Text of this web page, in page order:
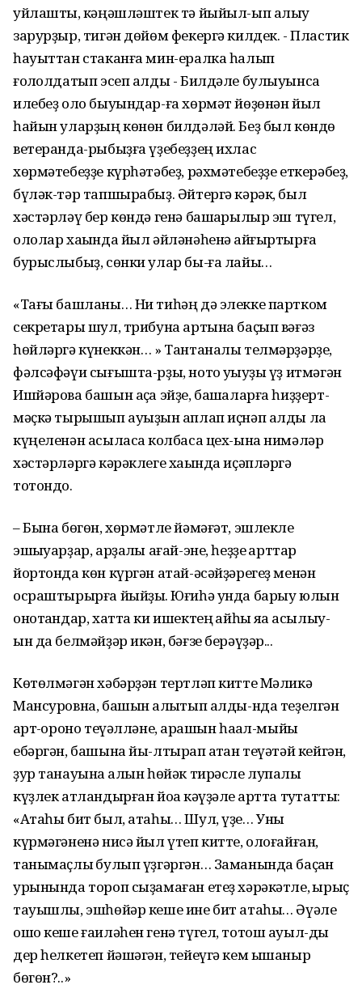
уйлаштыҡ, кәңәшләштек тә йыйыл-ып алыу
зарурҙыр, тигән дөйөм фекергә килдек. - Пластик
һауыттан стаканға мин-ералка һалып
ғолҡолдатып эсеп алды - Билдәле булыуынса
илебеҙ оло быуындар-ға хөрмәт йөҙөнән йыл
һайын уларҙың көнөн билдәләй. Беҙ был көндө
ветеранда-рыбыҙға үҙебеҙҙең ихлас
хөрмәтебеҙҙе күрһәтәбеҙ, рәхмәтебеҙҙе еткерәбеҙ,
бүләк-тәр тапшырабыҙ. Әйтергә кәрәк, был
хәстәрләү бер көндә генә башҡарылыр эш түгел,
ололар хаҡында йыл әйләнәһенә ҡайғыртырға
бурыслыбыҙ, сөнки улар бы-ға лайыҡ…
«Тағы башланы… Ни тиһәң дә элекке партком
секретары шул, трибуна артына баҫып вәғәз
һөйләргә күнеккән… » Тантаналы телмәрҙәрҙе,
фәлсәфәүи сығышта-рҙы, нотоҡ уҡыуҙы үҙ итмәгән
Ишйәрова башын аҫҡа эйҙе, башҡаларға һиҙҙерт-
мәҫкә тырышып ауыҙын ҡаплап иҫнәп алды ла
күңеленән асыласаҡ колбаса цех-ына нимәләр
хәстәрләргә кәрәклеге хаҡында иҫәпләргә
тотондо.
– Бына бөгөн, хөрмәтле йәмәғәт, эшлекле
эшҡыуарҙар, арҙаҡлы ағай-эне, һеҙҙе ҡарттар
йортонда көн күргән атай-әсәйҙәрегеҙ менән
осраштырырға йыйҙыҡ. Юғиһә унда барыу юлын
онотҡандар, хатта ки ишектең ҡайһы яҡҡа асылыу-
ын да белмәйҙәр икән, бәғзе берәүҙәр...
Көтөлмәгән хәбәрҙән тертләп китте Мәликә
Мансуровна, башын ҡалҡытып алды-нда теҙелгән
ҡарт-ҡороно теүәлләне, ҡарашын һаҡал-мыйыҡ
ебәргән, башына йы-лтырап ҡатҡан теүәтәй кейгән,
ҙур танауына ҡалын һөйәк тирәсле лупалы
күҙлек атландырған йоҡа кәүҙәле ҡартта туҡтатты:
«Атаһы бит был, атаһы… Шул, үҙе… Уны
күрмәгәненә нисә йыл үтеп китте, олоғайған,
танымаҫлыҡ булып үҙгәргән… Заманында баҫҡан
урынында тороп сыҙамаған етеҙ хәрәкәтле, ҡырыҫ
тауышлы, эшһөйәр кеше ине бит атаһы… Әүәле
ошо кеше ғаиләһен генә түгел, тотош ауыл-ды
дер һелкетеп йәшәгән, тейеүгә кем ышаныр
бөгөн?..»